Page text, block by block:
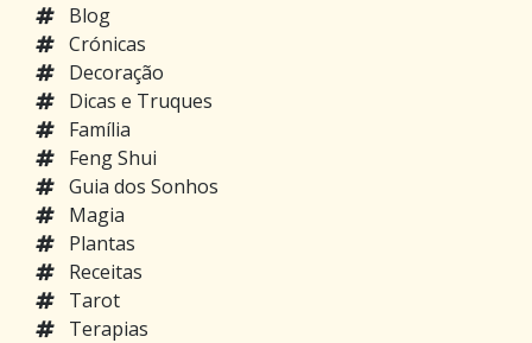
Blog
Crónicas
Decoração
Dicas e Truques
Família
Feng Shui
Guia dos Sonhos
Magia
Plantas
Receitas
Tarot
Terapias